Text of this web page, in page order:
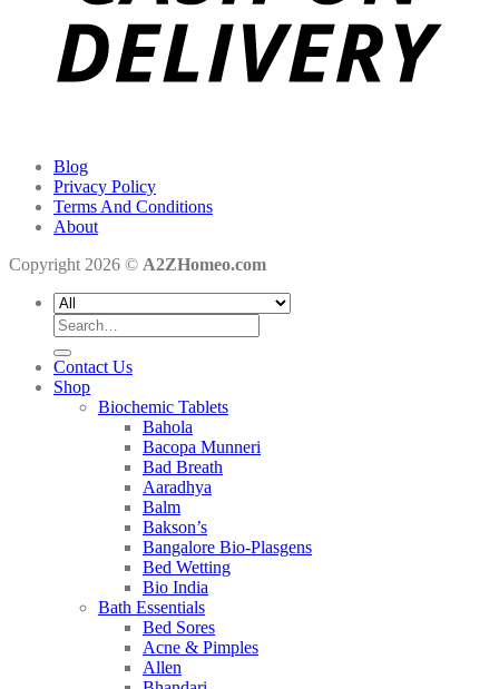
Blog
Privacy Policy
Terms And Conditions
About
Copyright 2026 © A2ZHomeo.com
Search
for:
Contact Us
Shop
Biochemic Tablets
Bahola
Bacopa Munneri
Bad Breath
Aaradhya
Balm
Bakson’s
Bangalore Bio-Plasgens
Bed Wetting
Bio India
Bath Essentials
Bed Sores
Acne & Pimples
Allen